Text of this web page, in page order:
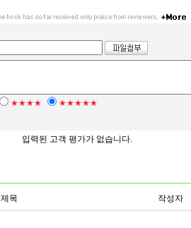
★★★★ ★★★★★
입력된 고객 평가가 없습니다.
제목 작성자